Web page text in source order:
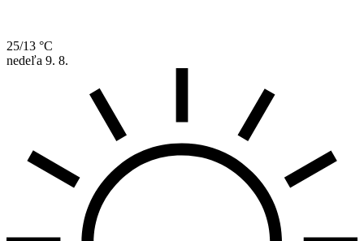
25/13 °C
nedeľa 9. 8.